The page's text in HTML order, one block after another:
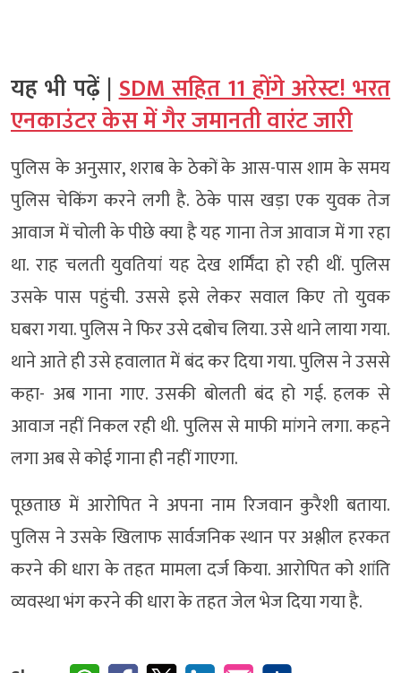
यह भी पढ़ें |SDM सहित 11 होंगे अरेस्ट! भरत
एनकाउंटर केस में गैर जमानती वारंट जारी
पुलिस के अनुसार, शराब के ठेकों के आस-पास शाम के समय
पुलिस चेकिंग करने लगी है. ठेके पास खड़ा एक युवक तेज
आवाज में चोली के पीछे क्या है यह गाना तेज आवाज में गा रहा
था. राह चलती युवतियां यह देख शर्मिंदा हो रही थीं. पुलिस
उसके पास पहुंची. उससे इसे लेकर सवाल किए तो युवक
घबरा गया. पुलिस ने फिर उसे दबोच लिया. उसे थाने लाया गया.
थाने आते ही उसे हवालात में बंद कर दिया गया. पुलिस ने उससे
कहा- अब गाना गाए. उसकी बोलती बंद हो गई. हलक से
आवाज नहीं निकल रही थी. पुलिस से माफी मांगने लगा. कहने
लगा अब से कोई गाना ही नहीं गाएगा.
पूछताछ में आरोपित ने अपना नाम रिजवान कुरैशी बताया.
पुलिस ने उसके खिलाफ सार्वजनिक स्थान पर अश्लील हरकत
करने की धारा के तहत मामला दर्ज किया. आरोपित को शांति
व्यवस्था भंग करने की धारा के तहत जेल भेज दिया गया है.